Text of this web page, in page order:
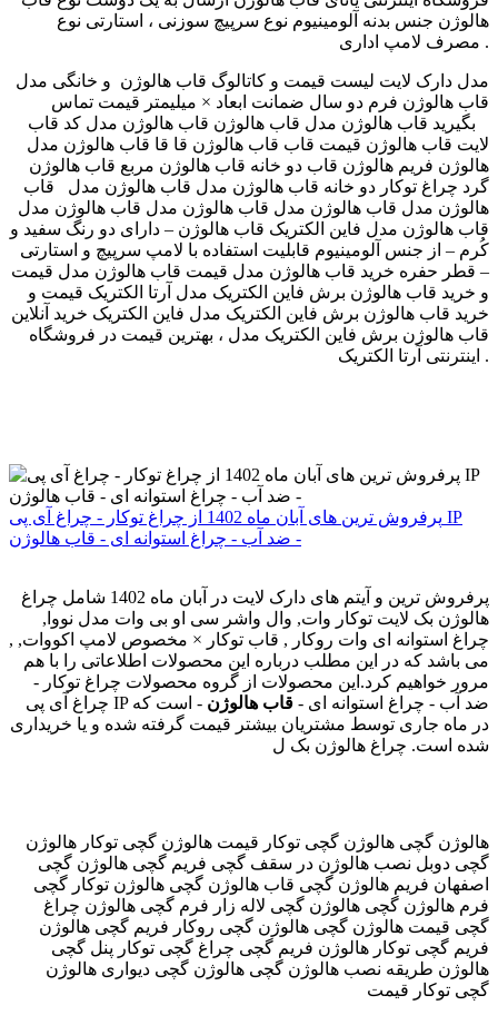
هالوژن جنس بدنه آلومینیوم نوع سرپیچ سوزنی ، استارتی نوع
مصرف لامپ اداری .
و خانگی مدل ‎ مدل دارک لایت لیست قیمت و کاتالوگ قاب هالوژن
قاب هالوژن فرم دو سال ضمانت ابعاد × میلیمتر قیمت تماس
بگیرید قاب هالوژن مدل قاب هالوژن قاب هالوژن مدل کد قاب ‎
قاب هالوژن قا قا ‫قاب هالوژن مدل ‬‎ لایت قاب هالوژن قیمت قاب
هالوژن فریم هالوژن قاب دو خانه قاب هالوژن مربع قاب هالوژن
گرد چراغ توکار دو خانه قاب هالوژن مدل قاب هالوژن مدل قاب
هالوژن مدل قاب هالوژن مدل قاب هالوژن مدل قاب هالوژن مدل
قاب هالوژن مدل فاین الکتریک قاب هالوژن – دارای دو رنگ سفید و
کُرم – از جنس آلومینیوم قابلیت استفاده با لامپ سرپیچ و استارتی
– قطر حفره خرید قاب هالوژن مدل قیمت قاب هالوژن مدل قیمت
و خرید قاب هالوژن برش فاین الکتریک مدل آرتا الکتریک قیمت و
خرید قاب هالوژن برش فاین الکتریک مدل فاین الکتریک خرید آنلاین
قاب هالوژن برش فاین الکتریک مدل ، بهترین قیمت در فروشگاه
اینترنتی آرتا الکتریک .
پرفروش ترین های آبان ماه 1402 از چراغ توکار - چراغ آی پی IP
ضد آب - چراغ استوانه ای - قاب هالوژن -
پرفروش ترین و آیتم های دارک لایت در آبان ماه 1402 شامل چراغ
هالوژن بک لایت توکار وات, وال واشر سی او بی وات مدل نووا,
چراغ استوانه ای وات روکار , قاب توکار × مخصوص لامپ اکووات, ,
می باشد که در این مطلب درباره این محصولات اطلاعاتی را با هم
مرور خواهیم کرد.این محصولات از گروه محصولات چراغ توکار -
چراغ آی پی IP ضد آب - چراغ استوانه ای - قاب هالوژن - است که
در ماه جاری توسط مشتریان بیشتر قیمت گرفته شده و یا خریداری
شده است. چراغ هالوژن بک ل
هالوژن گچی هالوژن گچی توکار قیمت هالوژن گچی توکار هالوژن
گچی دوبل نصب هالوژن در سقف گچی فریم گچی هالوژن گچی
اصفهان فریم هالوژن گچی قاب هالوژن گچی هالوژن توکار گچی
فرم هالوژن گچی هالوژن گچی لاله زار فرم گچی هالوژن چراغ
گچی قیمت هالوژن گچی هالوژن گچی روکار فریم گچی هالوژن
فریم گچی توکار هالوژن فریم گچی چراغ گچی توکار پنل گچی
هالوژن طریقه نصب هالوژن گچی هالوژن گچی دیواری هالوژن
گچی توکار قیمت